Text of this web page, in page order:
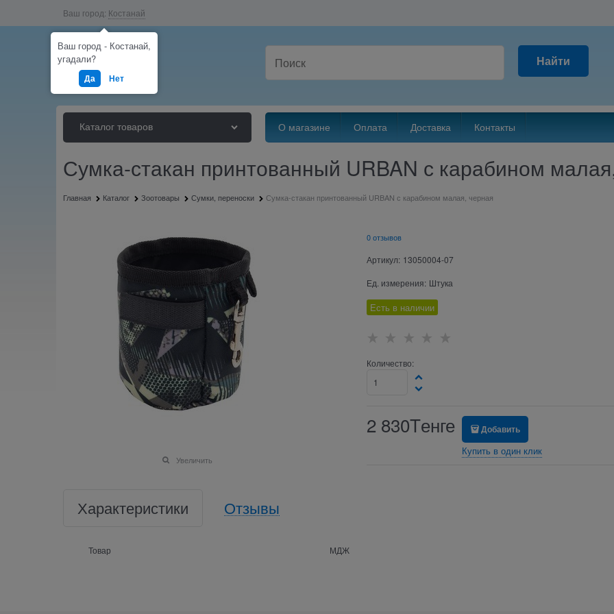
Ваш город: Костанай
Найти
Каталог товаров О магазине Оплата Доставка Контакты
Сумка-стакан принтованный URBAN с карабином
Главная Каталог Зоотовары Сумки, переноски Сумка-стакан принтованный URBAN с карабином малая, черная
Увеличить
0 отзывов
Артикул: 13050004-07
Ед. измерения: Штука
Есть в наличии
Количество:
2 830Tенге Добавить
Купить в один клик
Характеристики Отзывы
Товар МДЖ
Ваш город - Костанай,
угадали?
Да Нет